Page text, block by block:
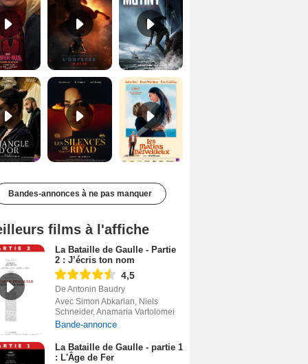
Les Silences de Riyad Bande-annonce VO STFR Les Matins merveilleux Bande-annonce VF
Bandes-annonces à ne pas manquer
films à l'affiche
La Bataille de Gaulle - Partie
2 : J’écris ton nom
4,5
De Antonin Baudry
Avec Simon Abkarian, Niels
Schneider, Anamaria Vartolomei
Bande-annonce
La Bataille de Gaulle - partie 1
: L'Âge de Fer